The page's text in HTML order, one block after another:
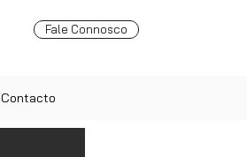
Fale Connosco
Contacto